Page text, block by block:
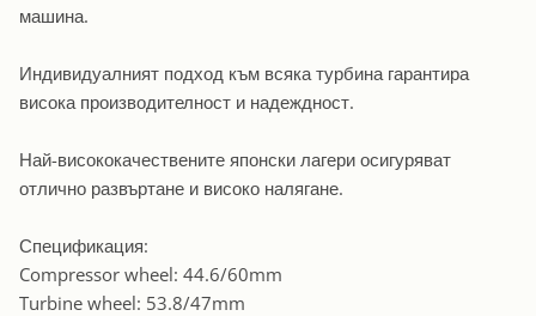
машина.
Индивидуалният подход към всяка турбина гарантира
висока производителност и надеждност.
Най-висококачествените японски лагери осигуряват
отлично развъртане и високо налягане.
Спецификация:
Compressor wheel: 44.6/60mm
Turbine wheel: 53.8/47mm